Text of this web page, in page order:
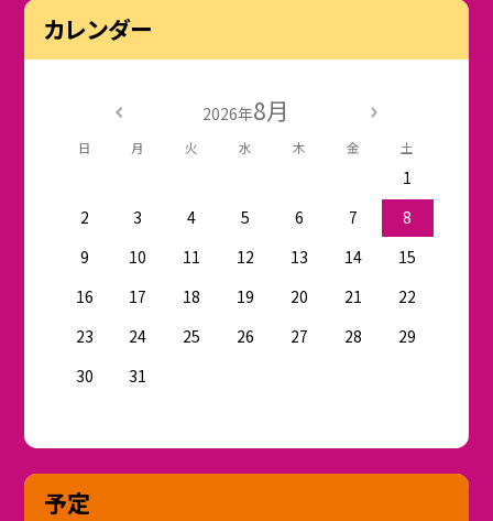
カレンダー
2026年8月
日 月 火 水 木 金 土
1
2
3 4 5 6 7
8
9
10 11 12 13 14
15
16
17 18 19 20 21
22
23
24 25 26 27 28
29
30
31
予定